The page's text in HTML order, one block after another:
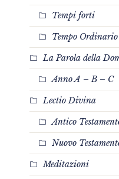
Tempi forti
Tempo Ordinario
La Parola della
Anno A – B – C
Lectio Divina
Antico
Nuovo
Meditazioni